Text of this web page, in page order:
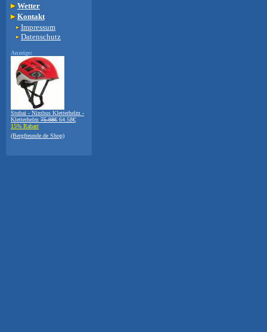
Wetter
Kontakt
Impressum
Datenschutz
Anzeige:
Stubai - Nimbus Kletterhelm -
Kletterhelm 75.98€ 64.58€
15% Rabatt
(Bergfreunde.de Shop)